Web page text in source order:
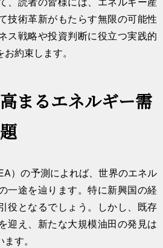
技術革新がもたらす無限の可能性
ス戦略や投資判断に役立つ実践的
約束します。
まるエネルギー需
）の予測によれば、世界のエネル
一途を辿ります。特に新興国の経
役となるでしょう。しかし、既存
迎え、新たな大規模油田の発見は
す。